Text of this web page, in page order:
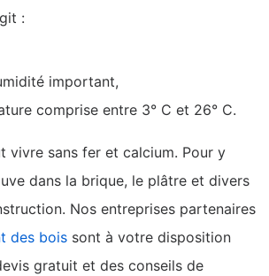
:
important,
comprise entre 3° C et 26° C.
vivre sans fer et calcium. Pour y
dans la brique, le plâtre et divers
Nos entreprises partenaires
des bois sont à votre disposition
gratuit et des conseils de